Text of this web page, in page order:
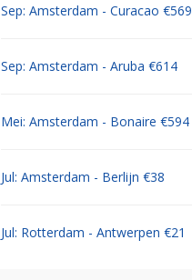
Sep: Amsterdam - Curacao €569
Sep: Amsterdam - Aruba €614
Mei: Amsterdam - Bonaire €594
Jul: Amsterdam - Berlijn €38
Jul: Rotterdam - Antwerpen €21